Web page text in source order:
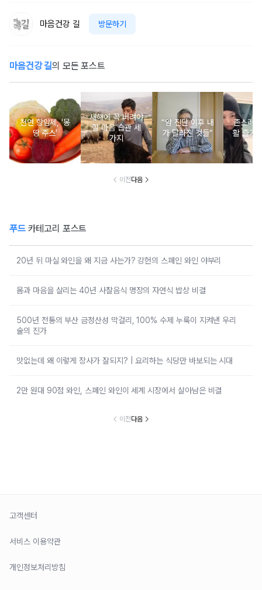
마음건강 길 방문하기
마음건강 길의 모든 포스트
천연 항암제, '몽
땅 주스'
새해에 꼭 버려야
할 마음 습관 세
가지
“암 진단 이후 내
가 달라진 것들”
촌스러
활 즐기
이전다음
푸드카테고리 포스트
20년 뒤 마실 와인을 왜 지금 사는가? 강헌의 스페인 와인 야부리
몸과 마음을 살리는 40년 사찰음식 명장의 자연식 밥상 비결
500년 전통의 부산 금정산성 막걸리, 100% 수제 누룩이 지켜낸 우리
술의 진가
맛없는데 왜 이렇게 장사가 잘되지? | 요리하는 식당만 바보되는 시대
2만 원대 90점 와인, 스페인 와인이 세계 시장에서 살아남은 비결
이전다음
고객센터
서비스 이용약관
개인정보처리방침